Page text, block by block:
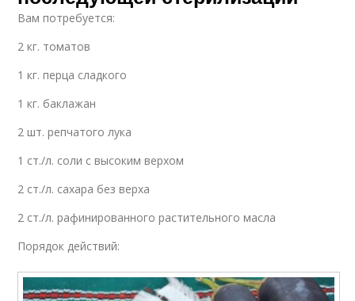
Вам потребуется:
2 кг. томатов
1 кг. перца сладкого
1 кг. баклажан
2 шт. репчатого лука
1 ст./л. соли с высоким верхом
2 ст./л. сахара без верха
2 ст./л. рафинированного растительного масла
Порядок действий: